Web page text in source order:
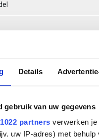
Details
gebruik van uw gegevens
partners verwerken
uw IP-adres) met behulp
Download
gegevens